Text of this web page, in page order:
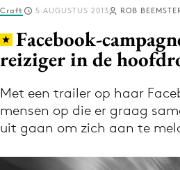
Log in
Volg het laatste nieuws
Nieuws
Craft 5 AUGUSTUS 2013 ROB
Facebook-
reiziger in de
Met een trailer op haar
mensen op die er graag
uit gaan om zich aan te